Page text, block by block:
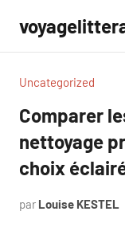
contenu
Uncategorized
Comparer
nettoyage
choix
par Louise KESTEL